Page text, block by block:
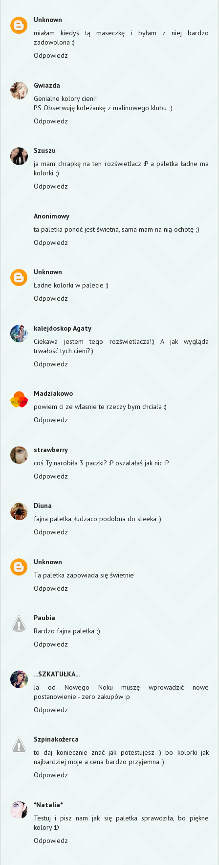
Unknown
miałam kiedyś tą maseczkę i byłam z niej bardzo
zadowolona :)
Odpowiedz
Gwiazda
Genialne kolory cieni!
PS Obserwuję koleżankę z malinowego klubu ;)
Odpowiedz
Szuszu
ja mam chrapkę na ten rozświetlacz :P a paletka ładne ma
kolorki ;)
Odpowiedz
Anonimowy
ta paletka ponoć jest świetna, sama mam na nią ochotę ;)
Odpowiedz
Unknown
Ładne kolorki w palecie :)
Odpowiedz
kalejdoskop Agaty
Ciekawa jestem tego rozświetlacza!:) A jak wygląda
trwałość tych cieni?:)
Odpowiedz
Madziakowo
powiem ci ze wlasnie te rzeczy bym chciala :)
Odpowiedz
strawberry
coś Ty narobiła 3 paczki? :P oszalałaś jak nic :P
Odpowiedz
Diuna
fajna paletka, łudzaco podobna do sleeka :)
Odpowiedz
Unknown
Ta paletka zapowiada się świetnie
Odpowiedz
Paubia
Bardzo fajna paletka ;)
Odpowiedz
...SZKATUŁKA...
Ja od Nowego Noku muszę wprowadzić nowe
postanowienie - zero zakupów :p
Odpowiedz
Szpinakożerca
to daj koniecznie znać jak potestujesz :) bo kolorki jak
najbardziej moje a cena bardzo przyjemna :)
Odpowiedz
*Natalia*
Testuj i pisz nam jak się paletka sprawdziła, bo piękne
kolory :D
Odpowiedz